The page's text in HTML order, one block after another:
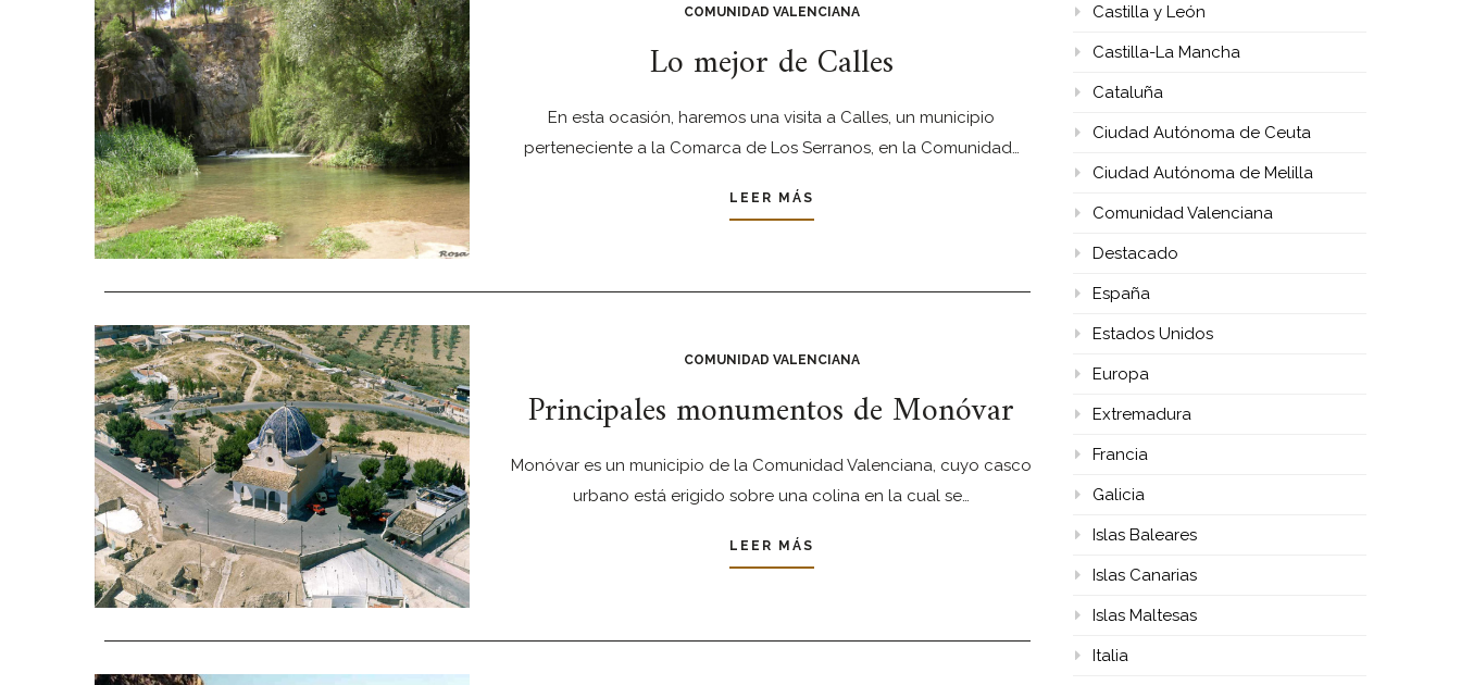
COMUNIDAD VALENCIANA
Lo mejor de Calles
En esta ocasión, haremos una visita a Calles, un municipio
perteneciente a la Comarca de Los Serranos, en la Comunidad…
LEER MÁS
COMUNIDAD VALENCIANA
Principales monumentos de Monóvar
Monóvar es un municipio de la Comunidad Valenciana, cuyo casco
urbano está erigido sobre una colina en la cual se…
LEER MÁS
Castilla y León
Castilla-La Mancha
Cataluña
Ciudad Autónoma de Ceuta
Ciudad Autónoma de Melilla
Comunidad Valenciana
Destacado
España
Estados Unidos
Europa
Extremadura
Francia
Galicia
Islas Baleares
Islas Canarias
Islas Maltesas
Italia